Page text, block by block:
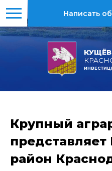
Написать
Крупный
район